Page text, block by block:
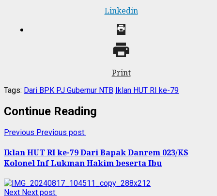
Linkedin
Print
Tags: Dari BPK PJ Gubernur NTB Iklan HUT RI ke-79
Continue Reading
Previous Previous post:
Iklan HUT RI ke-79 Dari Bapak Danrem 023/KS
Kolonel Inf Lukman Hakim beserta Ibu
Next Next post: